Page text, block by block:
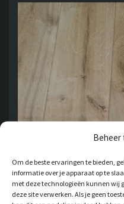
Beheer
Om de beste ervaringen te bieden,
informatie over je apparaat op te
met deze technologieën kunnen wij
deze site verwerken. Als je geen